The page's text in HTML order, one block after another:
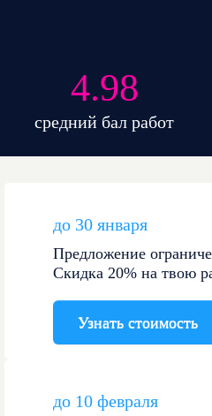
4.98
средний бал работ
до 30 января
Предложение
Скидка 20% на твою
Узнать стоимость
до 10 февраля